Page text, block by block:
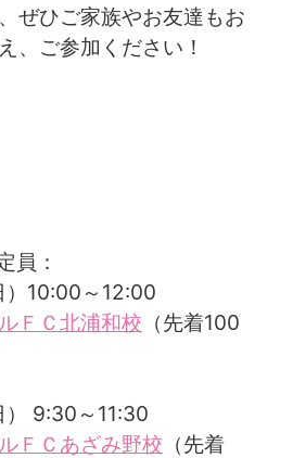
ぜひご家族やお友達もお
、ご参加ください！
員：
10:00～12:00
ＦＣ北浦和校 （先着100
9:30～11:30
ＦＣあざみ野校 （先着